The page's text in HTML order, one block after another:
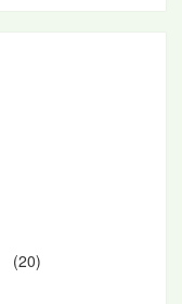
(20)